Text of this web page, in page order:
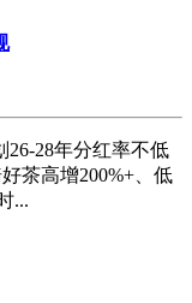
28年分红率不低
茶高增200%+、低
...